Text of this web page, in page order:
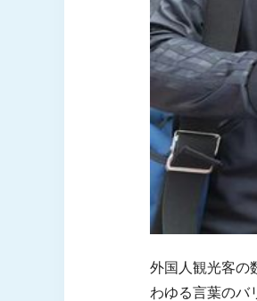
外国人観光客の
わゆる言葉のバ